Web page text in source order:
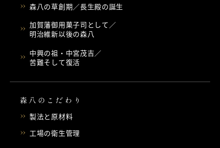
森八の草創期／長生殿の誕生
加賀藩御用菓子司として／
明治維新以後の森八
中興の祖・中宮茂吉／
苦難そして復活
森八のこだわり
製法と原材料
工場の衛生管理